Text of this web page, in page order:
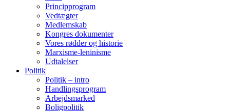
Principprogram
Vedtægter
Medlemskab
Kongres dokumenter
Vores rødder og historie
Marxisme-leninisme
Udtalelser
Politik
Politik – intro
Handlingsprogram
Arbejdsmarked
Boligpolitik